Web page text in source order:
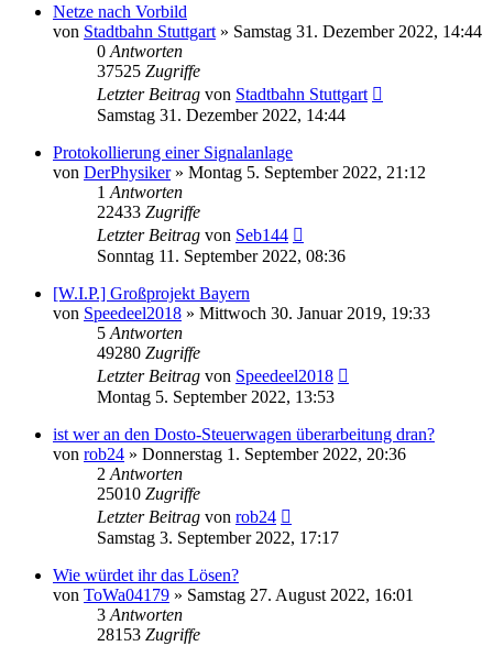
Netze nach Vorbild
von Stadtbahn Stuttgart » Samstag 31. Dezember 2022, 14:44
0 Antworten
37525 Zugriffe
Letzter Beitrag von Stadtbahn Stuttgart
Samstag 31. Dezember 2022, 14:44
Protokollierung einer Signalanlage
von DerPhysiker» Montag 5. September 2022, 21:12
1 Antworten
22433 Zugriffe
Letzter Beitrag von Seb144
Sonntag 11. September 2022, 08:36
[W.I.P.] Großprojekt Bayern
von Speedeel2018 » Mittwoch 30. Januar 2019, 19:33
5 Antworten
49280 Zugriffe
Letzter Beitrag von Speedeel2018
Montag 5. September 2022, 13:53
ist wer an den Dosto-Steuerwagen überarbeitung dran?
von rob24 » Donnerstag 1. September 2022, 20:36
2 Antworten
25010 Zugriffe
Letzter Beitrag von rob24
Samstag 3. September 2022, 17:17
Wie würdet ihr das Lösen?
von ToWa04179 » Samstag 27. August 2022, 16:01
3 Antworten
28153 Zugriffe